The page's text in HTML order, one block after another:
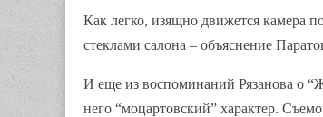
Как легко, изящно движется камера
стеклами салона – объяснение
И еще из воспоминаний Рязанова о
него “моцартовский” характер.